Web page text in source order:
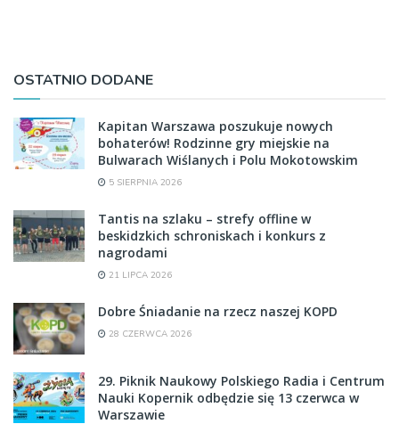
OSTATNIO DODANE
Kapitan Warszawa poszukuje nowych
bohaterów! Rodzinne gry miejskie na
Bulwarach Wiślanych i Polu Mokotowskim
5 SIERPNIA 2026
Tantis na szlaku – strefy offline w
beskidzkich schroniskach i konkurs z
nagrodami
21 LIPCA 2026
Dobre Śniadanie na rzecz naszej KOPD
28 CZERWCA 2026
29. Piknik Naukowy Polskiego Radia i Centrum
Nauki Kopernik odbędzie się 13 czerwca w
Warszawie